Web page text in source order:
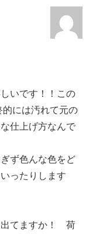
いです！！この
には汚れて元の
仕上げ方なんで
ず色んな色をど
ったりします
出てますか！ 荷